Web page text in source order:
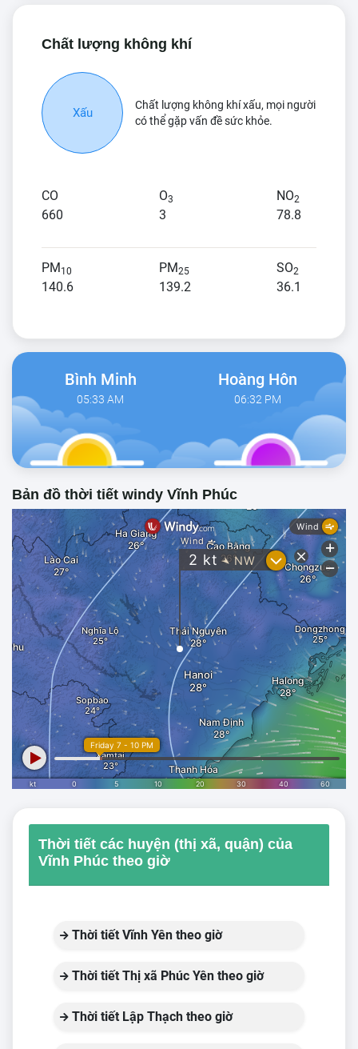
Chất lượng không khí
Xấu
Chất lượng không khí xấu, mọi người
có thể gặp vấn đề sức khỏe.
CO
660
O3
3
NO2
78.8
PM10
140.6
PM25
139.2
SO2
36.1
Bình Minh
05:33 AM
Hoàng Hôn
06:32 PM
Bản đồ thời tiết windy Vĩnh Phúc
Thời tiết các huyện (thị xã, quận) của
Vĩnh Phúc theo giờ
Thời tiết Vĩnh Yên theo giờ
Thời tiết Thị xã Phúc Yên theo giờ
Thời tiết Lập Thạch theo giờ